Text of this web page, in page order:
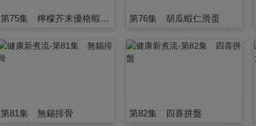
第75集 檸檬芥末優格蝦球芒果盅 第76集 胡瓜蝦仁滑蛋
第81集 無錫排骨 第82集 四喜拼盤